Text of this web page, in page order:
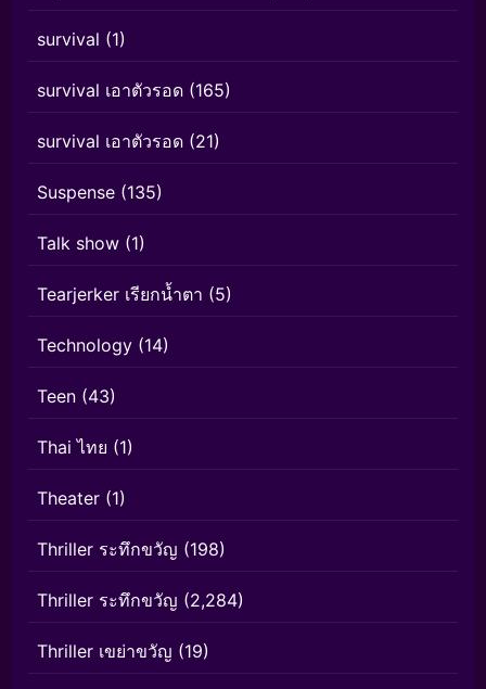
survival (1)
survival เอาตัวรอด (165)
survival เอาตัวรอด (21)
Suspense (135)
Talk show (1)
Tearjerker เรียกน้ำตา (5)
Technology (14)
Teen (43)
Thai ไทย (1)
Theater (1)
Thriller ระทึกขวัญ (198)
Thriller ระทึกขวัญ (2,284)
Thriller เขย่าขวัญ (19)